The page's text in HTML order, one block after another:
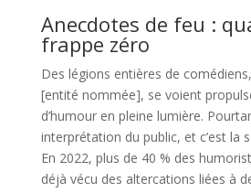
Anecdotes de feu :
frappe zéro
Des légions entières de
[entité nommée], se voient
d’humour en pleine lumière.
interprétation du public, et c’est la
En 2022, plus de 40 % des
déjà vécu des altercations liées à